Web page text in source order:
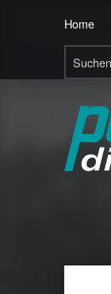
Suchen nach:
Home